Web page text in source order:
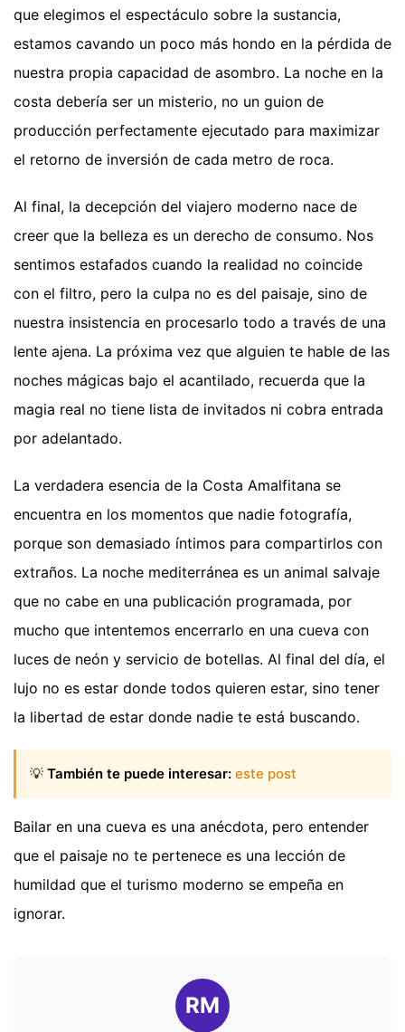
que elegimos el espectáculo sobre la sustancia,
estamos cavando un poco más hondo en la pérdida de
nuestra propia capacidad de asombro. La noche en la
costa debería ser un misterio, no un guion de
producción perfectamente ejecutado para maximizar
el retorno de inversión de cada metro de roca.
Al final, la decepción del viajero moderno nace de
creer que la belleza es un derecho de consumo. Nos
sentimos estafados cuando la realidad no coincide
con el filtro, pero la culpa no es del paisaje, sino de
nuestra insistencia en procesarlo todo a través de una
lente ajena. La próxima vez que alguien te hable de las
noches mágicas bajo el acantilado, recuerda que la
magia real no tiene lista de invitados ni cobra entrada
por adelantado.
La verdadera esencia de la Costa Amalfitana se
encuentra en los momentos que nadie fotografía,
porque son demasiado íntimos para compartirlos con
extraños. La noche mediterránea es un animal salvaje
que no cabe en una publicación programada, por
mucho que intentemos encerrarlo en una cueva con
luces de neón y servicio de botellas. Al final del día, el
lujo no es estar donde todos quieren estar, sino tener
la libertad de estar donde nadie te está buscando.
💡 También te puede interesar: este post
Bailar en una cueva es una anécdota, pero entender
que el paisaje no te pertenece es una lección de
humildad que el turismo moderno se empeña en
ignorar.
RM